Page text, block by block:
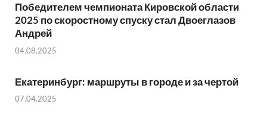
Победителем чемпионата Кировской области
2025 по скоростному спуску стал Двоеглазов
Андрей
04.08.2025
Екатеринбург: маршруты в городе и за чертой
07.04.2025